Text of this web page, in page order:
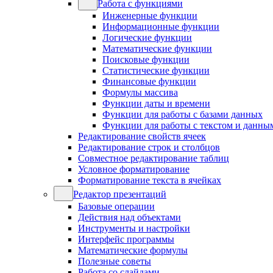
Работа с функциями
Инженерные функции
Информационные функции
Логические функции
Математические функции
Поисковые функции
Статистические функции
Финансовые функции
Формулы массива
Функции даты и времени
Функции для работы с базами данных
Функции для работы с текстом и
Редактирование свойств ячеек
Редактирование строк и столбцов
Совместное редактирование таблиц
Условное форматирование
Форматирование текста в ячейках
Редактор презентаций
Базовые операции
Действия над объектами
Инструменты и настройки
Интерфейс программы
Математические формулы
Полезные советы